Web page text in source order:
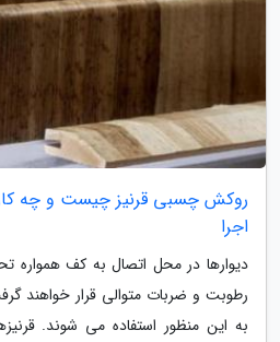
روکش چسبی قرنیز چیست و چه
اجرا
دیوارها در محل اتصال به کف همواره
رطوبت و ضربات متوالی قرار خواهند
به این منظور استفاده می شوند.